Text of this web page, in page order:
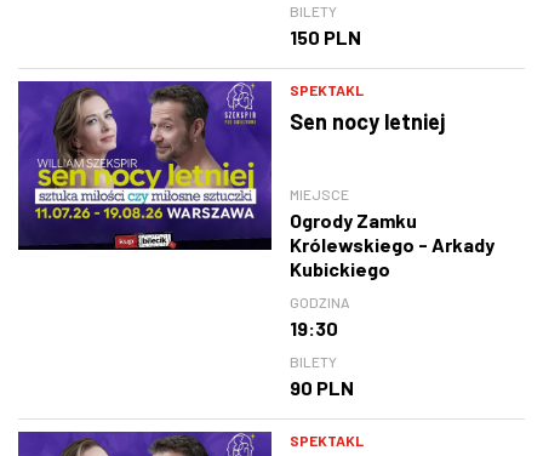
BILETY
150 PLN
SPEKTAKL
Sen nocy letniej
MIEJSCE
Ogrody Zamku
Królewskiego - Arkady
Kubickiego
GODZINA
19:30
BILETY
90 PLN
SPEKTAKL